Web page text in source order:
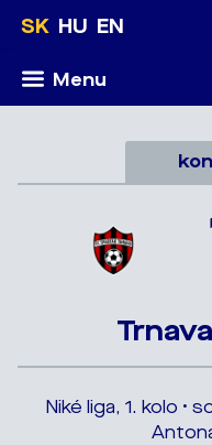
SK HU EN
Menu
Niké liga, 1. kolo •